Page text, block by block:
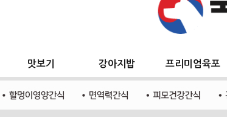
맛보기 강아지밥 프리미엄육포